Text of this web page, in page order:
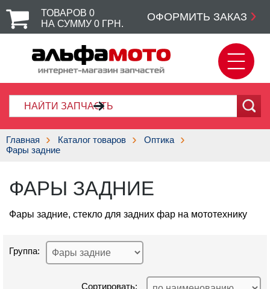
ТОВАРОВ 0
НА СУММУ 0 ГРН.
ОФОРМИТЬ ЗАКАЗ
Главная Каталог товаров
Оптика
Фары задние
ФАРЫ ЗАДНИЕ
Фары задние, стекло для задних фар на мототехнику
Группа:
Сортировать: